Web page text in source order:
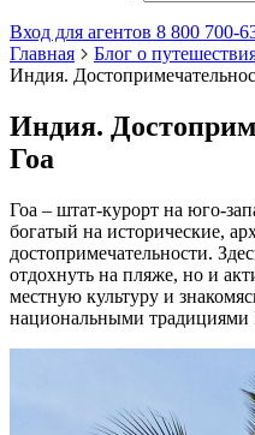
Вход для агентов 8 800 700-
Главная
Блог о
Индия.
Индия.
Гоа
Гоа – штат-курорт на юго-
богатый на исторические,
достопримечательности.
отдохнуть на пляже, но и
местную культуру и
национальными